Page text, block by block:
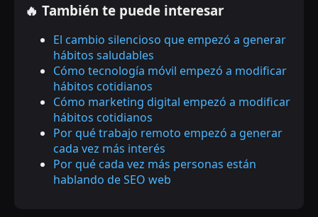
🔥 También te puede interesar
El cambio silencioso que empezó a generar
hábitos saludables
Cómo tecnología móvil empezó a modificar
hábitos cotidianos
Cómo marketing digital empezó a modificar
hábitos cotidianos
Por qué trabajo remoto empezó a generar
cada vez más interés
Por qué cada vez más personas están
hablando de SEO web